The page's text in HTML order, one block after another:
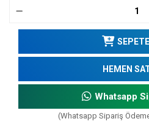
HEMEN
Whatsapp
(Whatsapp Sipariş